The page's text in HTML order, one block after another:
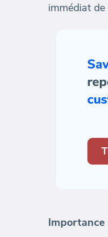
immédiat
Importance